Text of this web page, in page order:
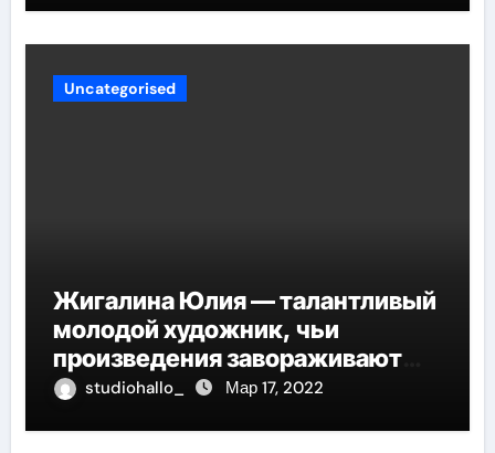
Uncategorised
Жигалина Юлия — талантливый
молодой художник, чьи
произведения завораживают
своей искренностью и
studiohallo_ Мар 17, 2022